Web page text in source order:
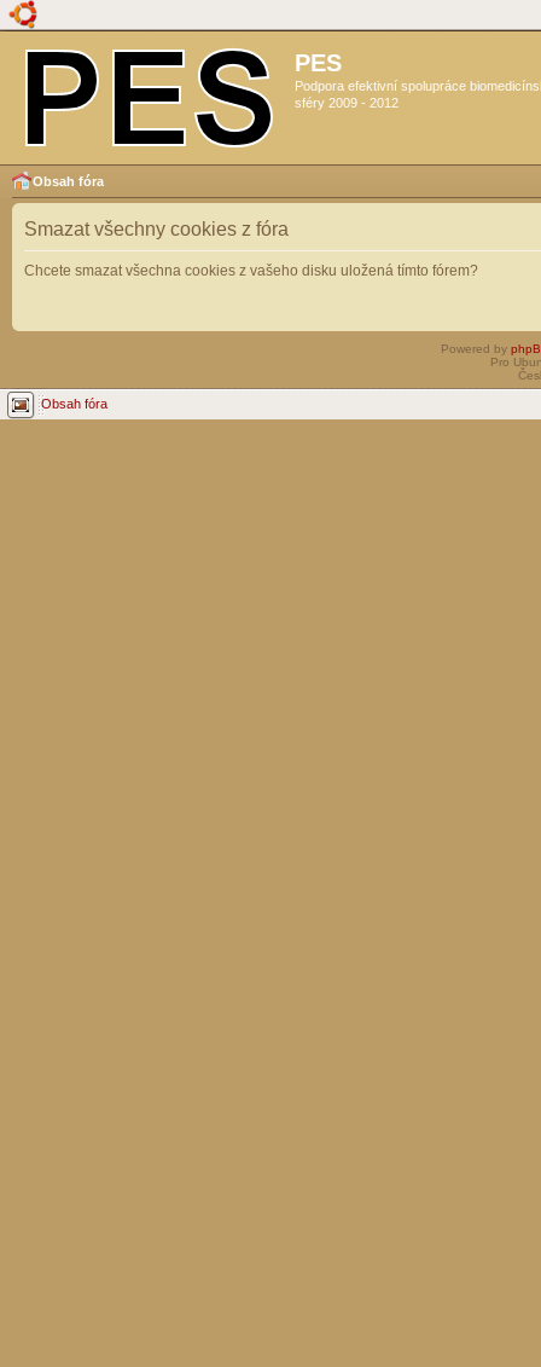
PES
Podpora efektivní spolupráce
sféry 2009 - 2012
Obsah fóra
Smazat všechny cookies z fóra
Chcete smazat všechna cookies z vašeho disku uložená tímto fórem?
Powered by
Pro
Obsah fóra